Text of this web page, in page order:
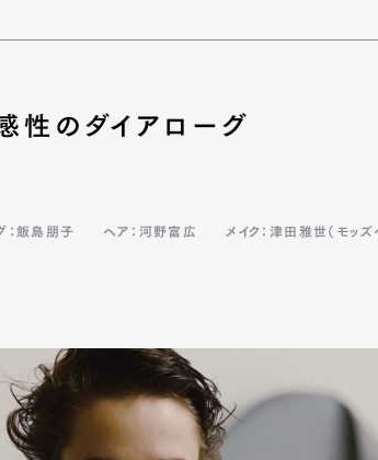
性のダイアローグ
：飯島朋子 ヘア：河野富広 メイク：津田雅世（モッズ